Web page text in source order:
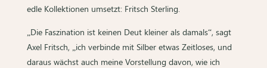
edle Kollektionen umsetzt: Fritsch Sterling.
„Die Faszination ist keinen Deut kleiner als damals“, sagt
Axel Fritsch, „ich verbinde mit Silber etwas Zeitloses, und
daraus wächst auch meine Vorstellung davon, wie ich